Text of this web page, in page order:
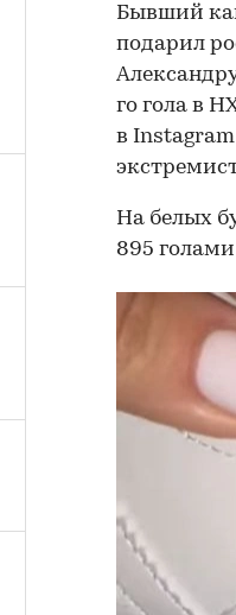
Бывший
подарил
го гола в
в
На белых
895